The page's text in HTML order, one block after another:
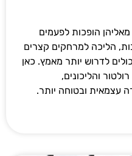
הופכות לפעמים
הליכה למרחקים קצרים
לדרוש יותר מאמץ. כאן
והליכונים,
עצמאית ובטוחה יותר.